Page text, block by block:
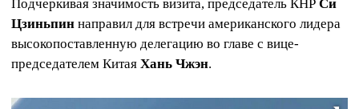
Подчеркивая значимость визита, председатель КНР Си
Цзиньпин направил для встречи американского лидера
высокопоставленную делегацию во главе с вице-
председателем Китая Хань Чжэн.